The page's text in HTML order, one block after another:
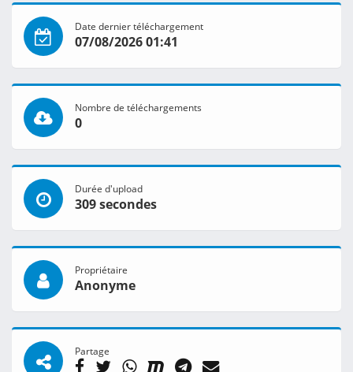
Date dernier téléchargement
07/08/2026 01:41
Nombre de téléchargements
0
Durée d'upload
309 secondes
Propriétaire
Anonyme
Partage